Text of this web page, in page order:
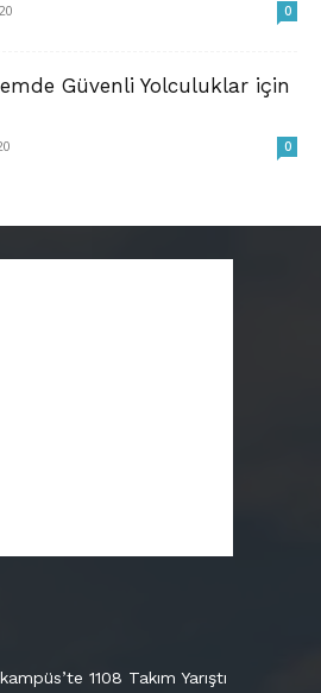
0
Güvenli Yolculuklar için
0
1108 Takım Yarıştı